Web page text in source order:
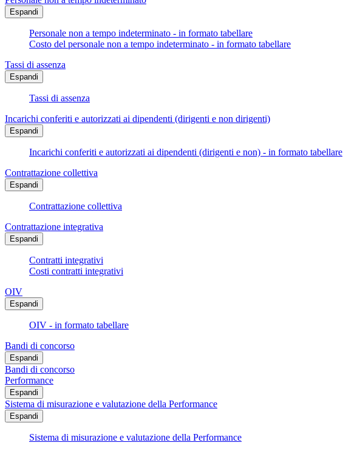
Espandi
Personale non a tempo indeterminato - in formato tabellare
Costo del personale non a tempo indeterminato - in formato tabellare
Tassi di assenza
Espandi
Tassi di assenza
Incarichi conferiti e autorizzati ai dipendenti (dirigenti e non dirigenti)
Espandi
Incarichi conferiti e autorizzati ai dipendenti (dirigenti e non) - in formato tabellare
Contrattazione collettiva
Espandi
Contrattazione collettiva
Contrattazione integrativa
Espandi
Contratti integrativi
Costi contratti integrativi
OIV
Espandi
OIV - in formato tabellare
Bandi di concorso
Espandi
Bandi di concorso
Performance
Espandi
Sistema di misurazione e valutazione della Performance
Espandi
Sistema di misurazione e valutazione della Performance